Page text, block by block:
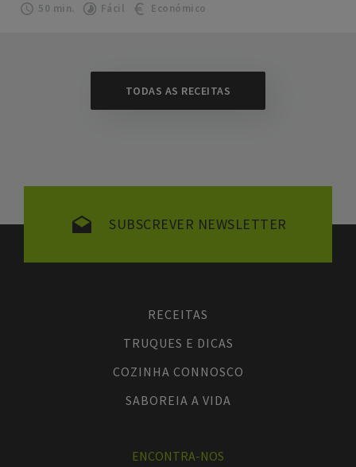
50 min. Fácil Económico
TODAS AS RECEITAS
SUBSCREVER NEWSLETTER
RECEITAS
TRUQUES E DICAS
COZINHA CONNOSCO
SABOREIA A VIDA
ENCONTRA-NOS